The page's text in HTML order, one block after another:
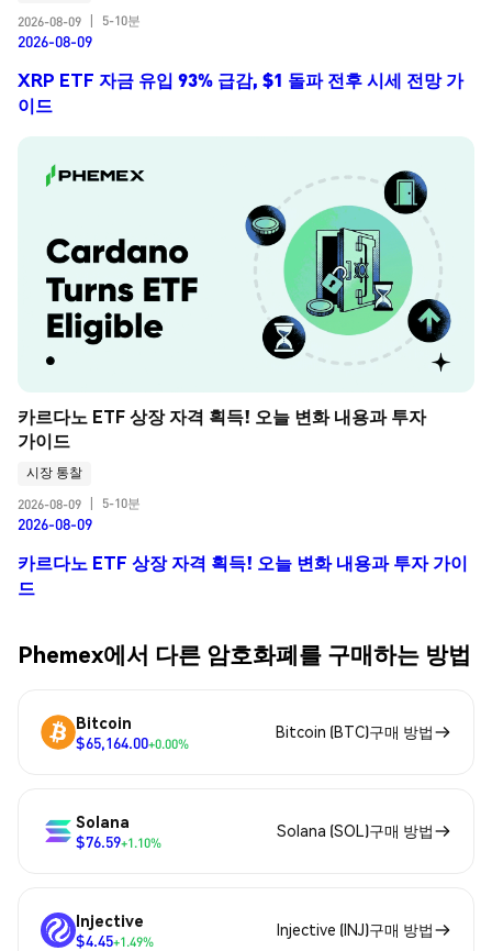
2026-08-09
5-10분
2026-08-09
XRP ETF 자금 유입 93% 급감, $1 돌파 전후 시세 전망 가
이드
카르다노 ETF 상장 자격 획득! 오늘 변화 내용과 투자
가이드
시장 통찰
2026-08-09
5-10분
2026-08-09
카르다노 ETF 상장 자격 획득! 오늘 변화 내용과 투자 가이
드
Phemex에서 다른 암호화폐를 구매하는 방법
Bitcoin
$65,164.00+0.00%
Bitcoin (BTC)구매 방법
Solana
$76.59+1.10%
Solana (SOL)구매 방법
Injective
$4.45+1.49%
Injective (INJ)구매 방법